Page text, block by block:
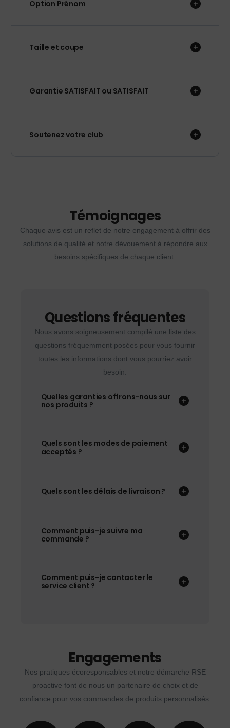
Option Prénom
Taille et coupe
Garantie SATISFAIT ou SATISFAIT
Soutenez votre club
Témoignages
Chaque avis est un reflet de notre engagement à offrir des
solutions de qualité et notre dévouement à répondre aux
besoins spécifiques de chaque client.
Questions fréquentes
Nous avons soigneusement compilé une liste des
questions fréquemment posées pour vous fournir
toutes les informations dont vous pourriez avoir
besoin.
Quelles garanties offrons-nous sur
nos produits ?
Quels sont les modes de paiement
acceptés ?
Quels sont les délais de livraison ?
Comment puis-je suivre ma
commande ?
Comment puis-je contacter le
service client ?
Engagements
Nos pratiques écoresponsables et notre démarche RSE
proactive font de nous un partenaire de choix et de
confiance pour vos commandes de produits personnalisés.